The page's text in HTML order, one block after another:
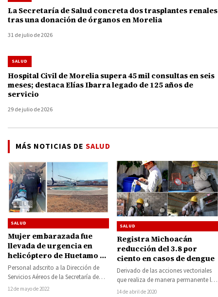
La Secretaría de Salud concreta dos trasplantes renales
tras una donación de órganos en Morelia
31 de julio de 2026
SALUD
Hospital Civil de Morelia supera 45 mil consultas en seis
meses; destaca Elías Ibarra legado de 125 años de
servicio
29 de julio de 2026
MÁS NOTICIAS DE SALUD
SALUD
Mujer embarazada fue
llevada de urgencia en
helicóptero de Huetamo al
Hospital de la Mujer de
Morelia
Personal adscrito a la Dirección de
Servicios Aéreos de la Secretaría de
Seguridad Pública (SSP), trasladó esta
12 de mayo de 2022
SALUD
Registra Michoacán
reducción del 3.8 por
ciento en casos de dengue
Derivado de las acciones vectoriales
que realiza de manera permanente la
Secretaría de Salud de Michoacán
14 de abril de 2020